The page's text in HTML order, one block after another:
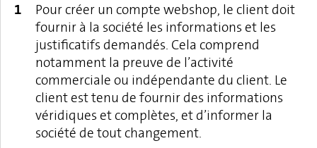
Pour créer un compte webshop, le client doit
fournir à la société les informations et les
justificatifs demandés. Cela comprend
notamment la preuve de l’activité
commerciale ou indépendante du client. Le
client est tenu de fournir des informations
véridiques et complètes, et d’informer la
société de tout changement.